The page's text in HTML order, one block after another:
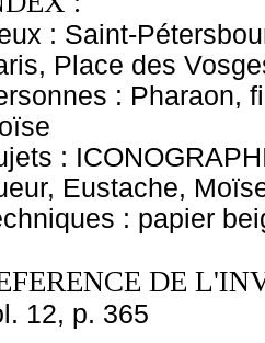
: Saint-
Place des
: Pharaon,
:
Eustache,
: papier
DE
12, p. 365